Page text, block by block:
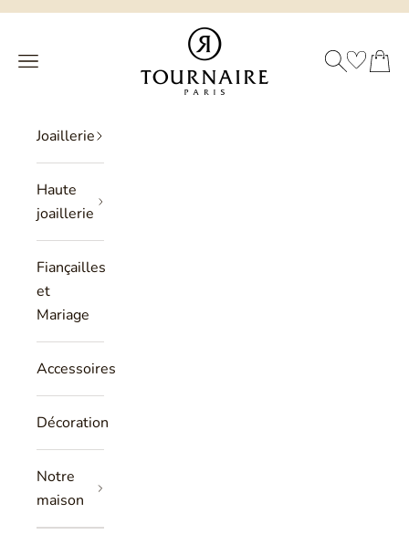
Passer au contenu
Philippe Tournaire
Menu
RECHERCHEPANIER
Joaillerie
Haute
joaillerie
Fiançailles
et
Mariage
Accessoires
Décoration
Notre
maison